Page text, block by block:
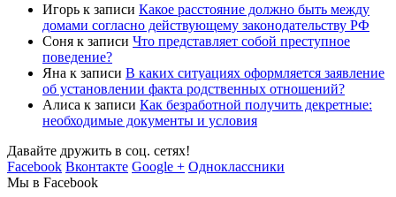
Игорь к записи Какое расстояние должно быть между
домами согласно действующему законодательству РФ
Соня к записи Что представляет собой преступное
поведение?
Яна к записи В каких ситуациях оформляется заявление
об установлении факта родственных отношений?
Алиса к записи Как безработной получить декретные:
необходимые документы и условия
Давайте дружить в соц. сетях!
Facebook Вконтакте Google + Одноклассники
Мы в Facebook